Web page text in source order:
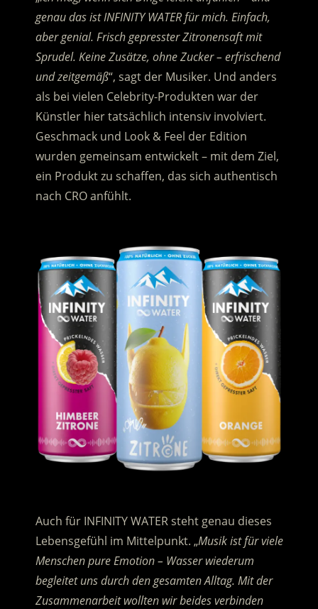
genau das ist INFINITY WATER für mich. Einfach,
aber genial. Frisch gepresster Zitronensaft mit
Sprudel. Keine Zusätze, ohne Zucker – erfrischend
und zeitgemäß“, sagt der Musiker. Und anders
als bei vielen Celebrity-Produkten war der
Künstler hier tatsächlich intensiv involviert.
Geschmack und Look & Feel der Edition
wurden gemeinsam entwickelt – mit dem Ziel,
ein Produkt zu schaffen, das sich authentisch
nach CRO anfühlt.
Auch für INFINITY WATER steht genau dieses
Lebensgefühl im Mittelpunkt. „Musik ist für viele
Menschen pure Emotion – Wasser wiederum
begleitet uns durch den gesamten Alltag. Mit der
Zusammenarbeit wollten wir beides verbinden